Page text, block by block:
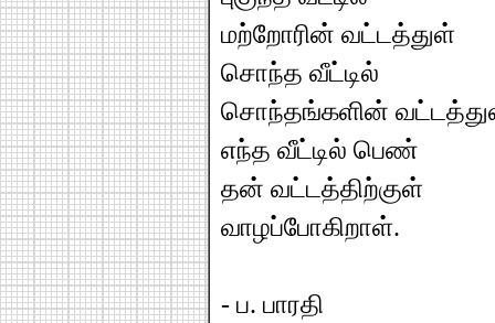
மற்றோரின் வட்டத்துள்
சொந்த வீட்டில்
சொந்தங்களின்
எந்த வீட்டில் பெண்
தன் வட்டத்திற்குள்
வாழப்போகிறாள்.
- ப. பாரதி